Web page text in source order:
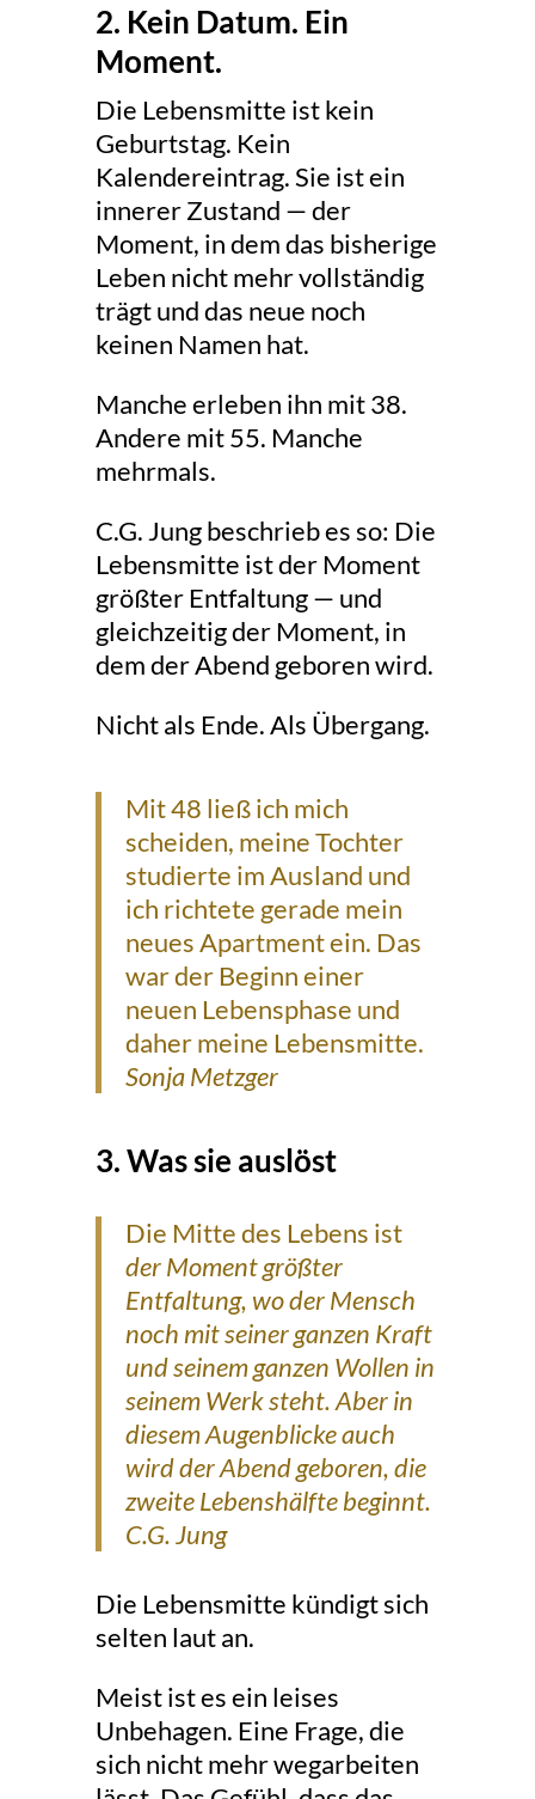
2. Kein Datum. Ein
Moment.
Die Lebensmitte ist kein
Geburtstag. Kein
Kalendereintrag. Sie ist ein
innerer Zustand — der
Moment, in dem das bisherige
Leben nicht mehr vollständig
trägt und das neue noch
keinen Namen hat.
Manche erleben ihn mit 38.
Andere mit 55. Manche
mehrmals.
C.G. Jung beschrieb es so: Die
Lebensmitte ist der Moment
größter Entfaltung — und
gleichzeitig der Moment, in
dem der Abend geboren wird.
Nicht als Ende. Als Übergang.
Mit 48 ließ ich mich
scheiden, meine Tochter
studierte im Ausland und
ich richtete gerade mein
neues Apartment ein. Das
war der Beginn einer
neuen Lebensphase und
daher meine Lebensmitte.
Sonja Metzger
3. Was sie auslöst
Die Mitte des Lebens ist
der Moment größter
Entfaltung, wo der Mensch
noch mit seiner ganzen Kraft
und seinem ganzen Wollen in
seinem Werk steht. Aber in
diesem Augenblicke auch
wird der Abend geboren, die
zweite Lebenshälfte beginnt.
C.G. Jung
Die Lebensmitte kündigt sich
selten laut an.
Meist ist es ein leises
Unbehagen. Eine Frage, die
sich nicht mehr wegarbeiten